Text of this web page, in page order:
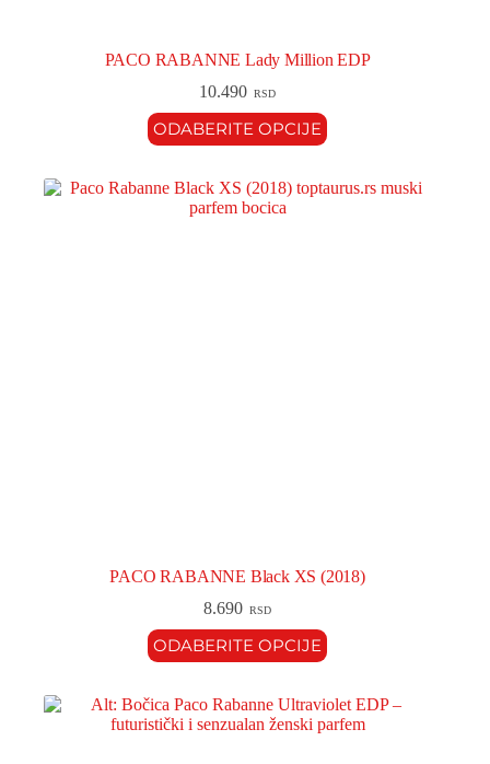
PACO RABANNE Lady Million EDP
10.490 RSD
ODABERITE OPCIJE
PACO RABANNE Black XS (2018)
8.690 RSD
ODABERITE OPCIJE